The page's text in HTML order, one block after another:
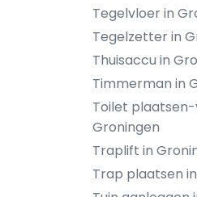
Tegelvloer in
Tegelzetter in
Thuisaccu in
Timmerman in
Toilet
Groningen
Traplift in
Trap plaatsen